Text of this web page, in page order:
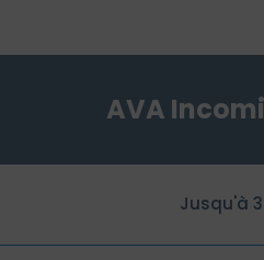
AVA
Jusqu'à